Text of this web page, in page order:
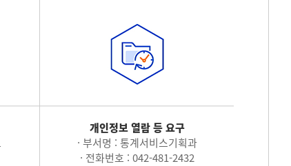
개인정보 열람 등 요구
· 부서명 : 통계서비스기획과
· 전화번호 : 042-481-2432